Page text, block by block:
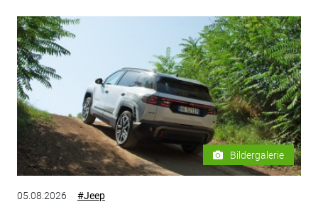
Bildergalerie
05.08.2026 #Jeep